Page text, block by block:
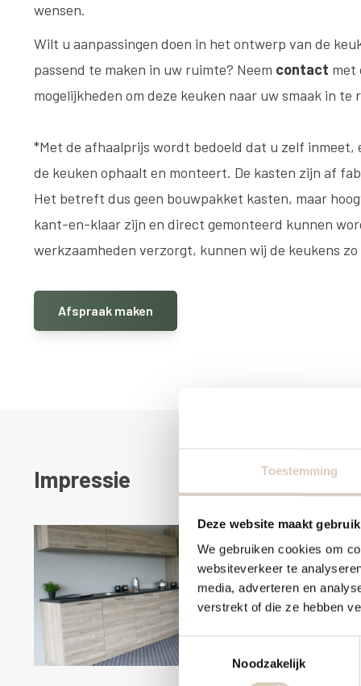
Toestemming
Deze website maakt
We gebruiken cookies om
websiteverkeer te
media, adverteren en
verstrekt of die ze hebben
T
o
Noodzakelijk
wensen.
Wilt u aanpassingen doen in het ontwerp van de
passend te maken in uw ruimte? Neem contact met
mogelijkheden om deze keuken naar uw smaak in te
*Met de afhaalprijs wordt bedoeld dat u zelf inmeet,
de keuken ophaalt en monteert. De kasten zijn af
Het betreft dus geen bouwpakket kasten, maar
kant-en-klaar zijn en direct gemonteerd kunnen
werkzaamheden verzorgt, kunnen wij de keukens
Afspraak maken
Impressie